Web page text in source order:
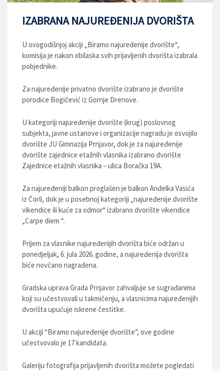
IZABRANA NAJUREĐENIJA DVORIŠTA
U ovogodišnjoj akciji „Biramo najuređenije dvorište“,
komisija je nakon obilaska svih prijavljenih dvorišta izabrala
pobjednike.
Za najuređenije privatno dvorište izabrano je dvorište
porodice Bogičević iz Gornje Drenove.
U kategoriji najuređenije dvorište (krug) poslovnog
subjekta, javne ustanove i organizacije nagradu je osvojilo
dvorište JU Gimnazija Prnjavor, dok je za najuređenije
dvorište zajednice etažnih vlasnika izabrano dvorište
Zajednice etažnih vlasnika – ulica Boračka 19A.
Za najuređeniji balkon proglašen je balkon Anđelka Vasića
iz Čorli, dok je u posebnoj kategoriji „najuređenije dvorište
vikendice ili kuće za odmor“ izabrano dvorište vikendice
„Carpe diem “.
Prijem za vlasnike najuređenijih dvorišta biće održan u
ponedjeljak, 6. jula 2026. godine, a najuređenija dvorišta
biće novčano nagrađena.
Gradska uprava Grada Prnjavor zahvaljuje se sugrađanima
koji su učestvovali u takmičenju, a vlasnicima najuređenijih
dvorišta upućuje iskrene čestitke.
U akciji “Biramo najuređenije dvorište”, ove godine
učestvovalo je 17 kandidata.
Galeriju fotografija prijavljenih dvorišta možete pogledati